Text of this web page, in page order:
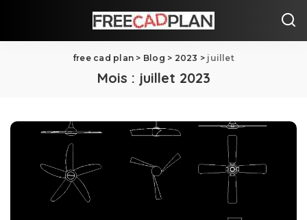
free cad plan > Blog > 2023 > juillet
Mois : juillet 2023